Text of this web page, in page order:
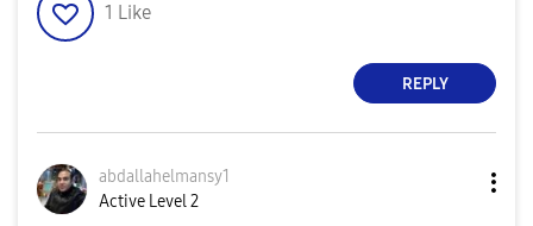
1 Like
REPLY
abdallahelmansy1
Active Level 2